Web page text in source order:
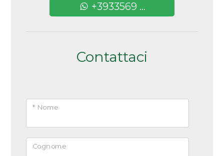
+3933569 ...
Contattaci
* Nome
Cognome